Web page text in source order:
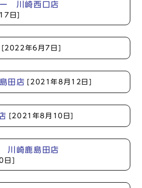
ー 川崎西口店
日]
[2022年6月7日]
田店 [2021年8月12日]
[2021年8月10日]
川崎鹿島田店
日]